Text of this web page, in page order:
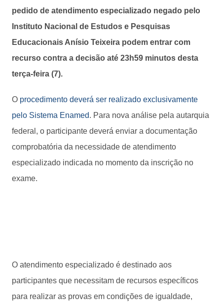
pedido de atendimento especializado negado pelo
Instituto Nacional de Estudos e Pesquisas
Educacionais Anísio Teixeira podem entrar com
recurso contra a decisão até 23h59 minutos desta
terça-feira (7).
O procedimento deverá ser realizado exclusivamente
pelo Sistema Enamed. Para nova análise pela autarquia
federal, o participante deverá enviar a documentação
comprobatória da necessidade de atendimento
especializado indicada no momento da inscrição no
exame.
O atendimento especializado é destinado aos
participantes que necessitam de recursos específicos
para realizar as provas em condições de igualdade,